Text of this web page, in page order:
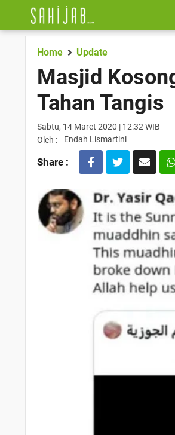
Home Update
Masjid
Tahan Tangis
Sabtu, 14 Maret 2020 | 12:32 WIB
Oleh :
Endah Lismartini
Share :